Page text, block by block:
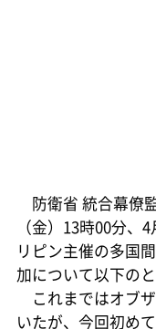
防衛省 統合幕僚
（金）13時00分、
リピン主催の多国
加について以下の
これまではオブ
いたが、今回初め